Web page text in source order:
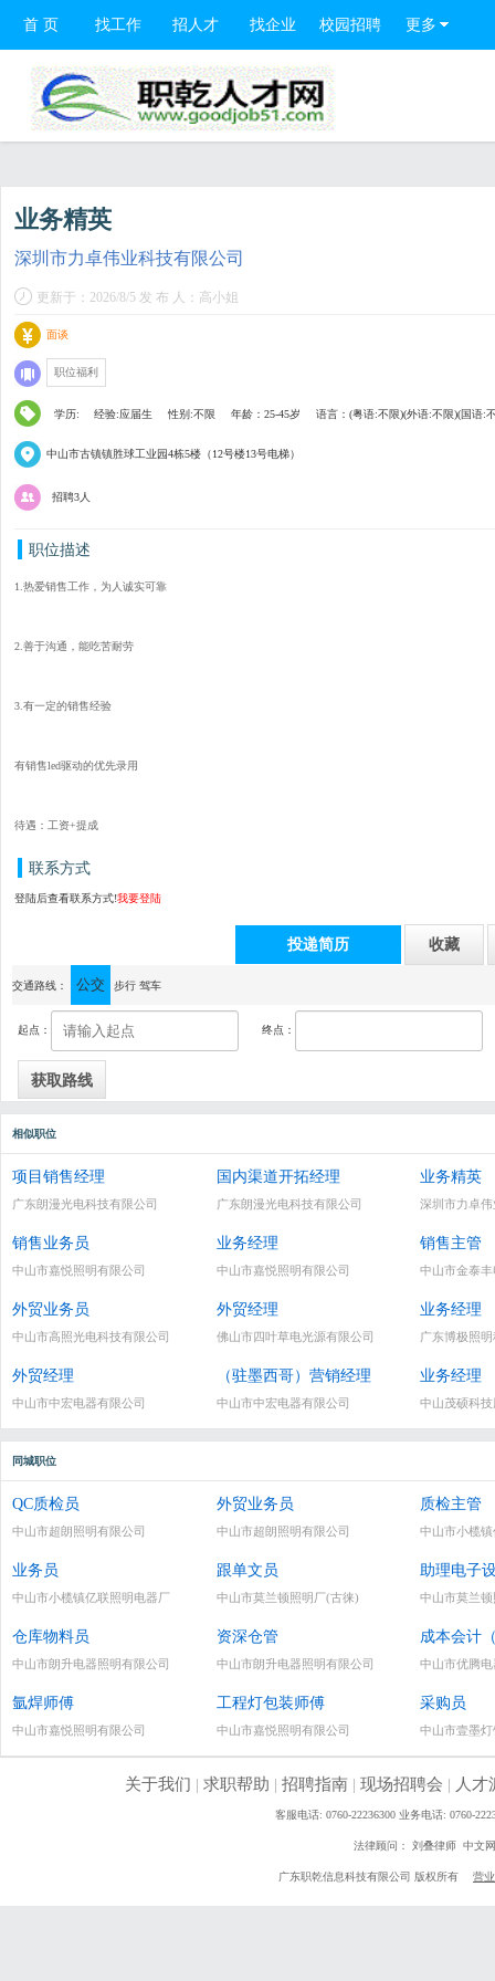
首 页 找工作 招人才 找企业 校园招聘 更多
业务精英
深圳市力卓伟业科技有限公司
更新于：2026/8/5 发 布 人：高小姐
面谈
职位福利
学历: 经验:应届生 性别:不限 年龄：25-45岁 语言：(粤语:不限)(外语:不限)(国语:
中山市古镇镇胜球工业园4栋5楼（12号楼13号电梯）
招聘3人
职位描述
1.热爱销售工作，为人诚实可靠
2.善于沟通，能吃苦耐劳
3.有一定的销售经验
有销售led驱动的优先录用
待遇：工资+提成
联系方式
登陆后查看联系方式!我要登陆
投递简历 收藏
通讯地址：中山市古镇镇胜球工业园4栋5楼（12号楼13号电梯）
交通路线： 公交 步行 驾车
起点： 终点：
相似职位
项目销售经理
广东朗漫光电科技有限公司
国内渠道开拓经理
广东朗漫光电科技有限公司
业务精英
深圳市力卓
销售业务员
中山市嘉悦照明有限公司
业务经理
中山市嘉悦照明有限公司
销售主管
中山市金泰
外贸业务员
中山市高照光电科技有限公司
外贸经理
佛山市四叶草电光源有限公司
业务经理
广东博极照
外贸经理
中山市中宏电器有限公司
（驻墨西哥）营销经理
中山市中宏电器有限公司
业务经理
中山茂硕科
同城职位
QC质检员
中山市超朗照明有限公司
外贸业务员
中山市超朗照明有限公司
质检主管
中山市小榄
业务员
中山市小榄镇亿联照明电器厂
跟单文员
中山市莫兰顿照明厂(古徕)
助理电子
中山市莫兰
仓库物料员
中山市朗升电器照明有限公司
资深仓管
中山市朗升电器照明有限公司
成本会计
中山市优腾
氩焊师傅
中山市嘉悦照明有限公司
工程灯包装师傅
中山市嘉悦照明有限公司
采购员
中山市壹墨
关于我们 | 求职帮助 | 招聘指南| 现场招聘会 | 人才
客服电话: 0760-22236300 业务电话: 0760-
法律顾问： 刘叠律师 中文
广东职乾信息科技有限公司 版权所有 营